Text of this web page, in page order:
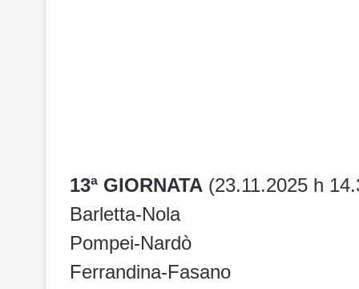
13ª GIORNATA (23.11.2025 h
Barletta-Nola
Pompei-Nardò
Ferrandina-Fasano